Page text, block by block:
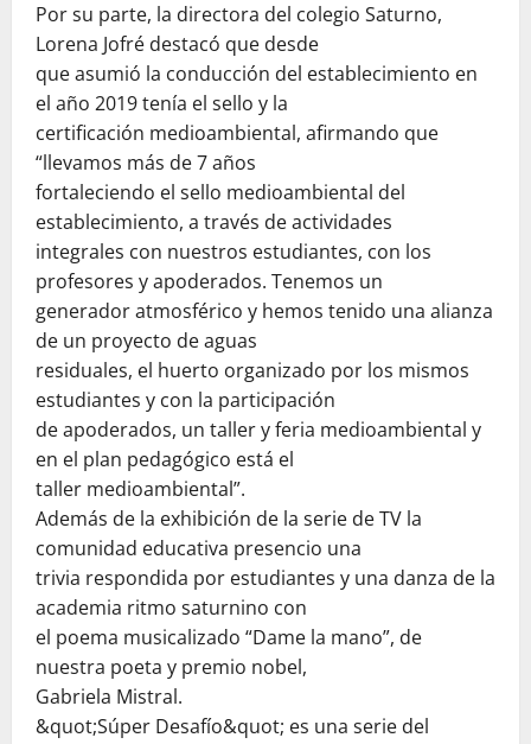
Por su parte, la directora del colegio Saturno,
Lorena Jofré destacó que desde
que asumió la conducción del establecimiento en
el año 2019 tenía el sello y la
certificación medioambiental, afirmando que
“llevamos más de 7 años
fortaleciendo el sello medioambiental del
establecimiento, a través de actividades
integrales con nuestros estudiantes, con los
profesores y apoderados. Tenemos un
generador atmosférico y hemos tenido una alianza
de un proyecto de aguas
residuales, el huerto organizado por los mismos
estudiantes y con la participación
de apoderados, un taller y feria medioambiental y
en el plan pedagógico está el
taller medioambiental”.
Además de la exhibición de la serie de TV la
comunidad educativa presencio una
trivia respondida por estudiantes y una danza de la
academia ritmo saturnino con
el poema musicalizado “Dame la mano”, de
nuestra poeta y premio nobel,
Gabriela Mistral.
&quot;Súper Desafío&quot; es una serie del